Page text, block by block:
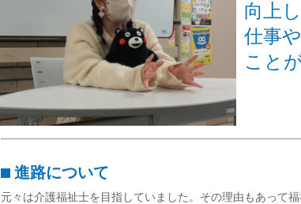
向上
仕事
こと
進路について
元々は介護福祉士を目指していました。その理由もあって